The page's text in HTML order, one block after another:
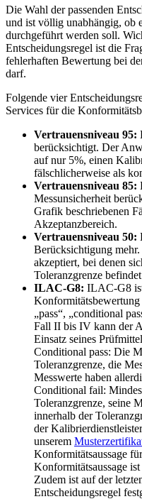
Die Wahl der passenden
und ist völlig unabhängig,
durchgeführt werden soll.
Entscheidungsregel ist die
fehlerhaften Bewertung bei
darf.
Folgende vier
Services für die
Vertrauensniveau 95:
berücksichtigt. Der
auf nur 5%, einen
fälschlicherweise als
Vertrauensniveau 85:
Messunsicherheit
Grafik beschriebenen
Akzeptanzbereich.
Vertrauensniveau 50:
Berücksichtigung
akzeptiert, bei denen
Toleranzgrenze
ILAC-G8: ILAC-G8
„pass“, „conditional
Fall II bis IV kann der
Einsatz seines
Conditional pass: Die
Toleranzgrenze, die
Messwerte haben
Conditional fail:
Toleranzgrenze, seine
innerhalb der
der
unserem
Konformitätsaussage
Konformitätsaussage
Zudem ist auf der
Entscheidungsregel